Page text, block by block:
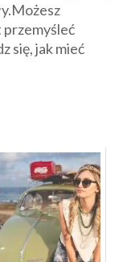
przemyśleć
się, jak mieć